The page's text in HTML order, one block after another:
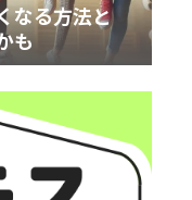
なる方法と
も